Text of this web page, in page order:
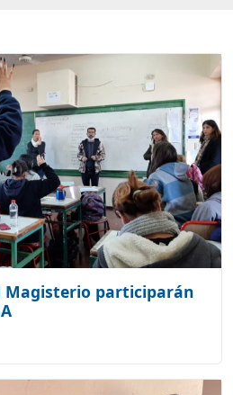
Magisterio participarán